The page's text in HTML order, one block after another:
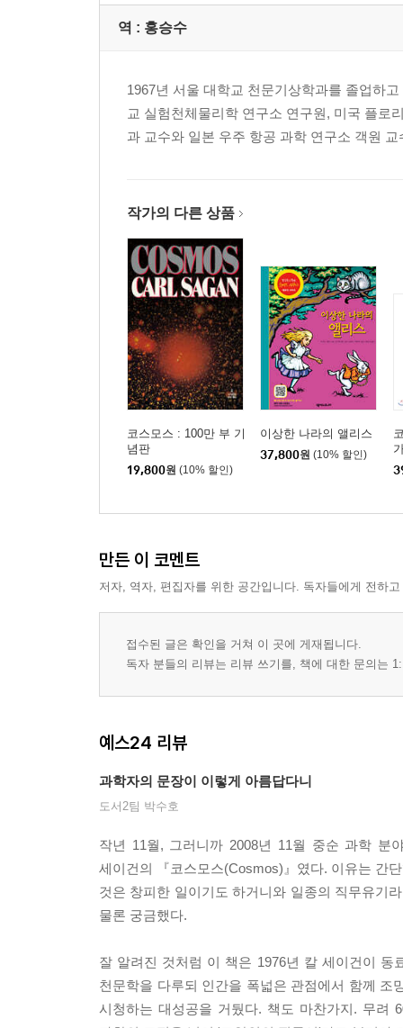
역 : 홍승수
1967년 서울 대학교 천문기상학과를 졸업하
교 실험천체물리학 연구소 연구원, 미국 플로
과 교수와 일본 우주 항공 과학 연구소 객원
작가의 다른 상품
코스모스 : 100만 부 기
념판
19,800원 (10% 할인)
이상한 나라의 앨리스
37,800원 (10% 할인)
만든 이 코멘트
저자, 역자, 편집자를 위한 공간입니다. 독자들에게 전하
접수된 글은 확인을 거쳐 이 곳에 게재됩니다.
독자 분들의 리뷰는 리뷰 쓰기를, 책에 대한 문의는
예스24 리뷰
과학자의 문장이 이렇게 아름답다니
도서2팀 박수호
작년 11월, 그러니까 2008년 11월 중순 과학
세이건의 『코스모스(Cosmos)』였다. 이유는 간
것은 창피한 일이기도 하거니와 일종의 직무유기
물론 궁금했다.
잘 알려진 것처럼 이 책은 1976년 칼 세이건이 동
천문학을 다루되 인간을 폭넓은 관점에서 함께 조
시청하는 대성공을 거뒀다. 책도 마찬가지. 무려